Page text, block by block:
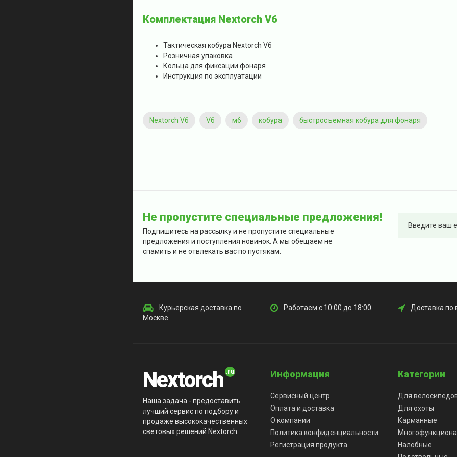
Комплектация Nextorch V6
Тактическая кобура Nextorch V6
Розничная упаковка
Кольца для фиксации фонаря
Инструкция по эксплуатации
Nextorch V6 V6 м6 кобура быстросъемная кобура для фонаря
Не пропустите специальные предложения!
Подпишитесь на рассылку и не пропустите специальные
предложения и поступления новинок. А мы обещаем не
спамить и не отвлекать вас по пустякам.
Курьерская доставка по
Москве
Работаем с 10:00 до 18:00 Доставка по
Nextorch
Наша задача - предоставить
лучший сервис по подбору и
продаже высококачественных
световых решений Nextorch.
Информация
Сервисный центр
Оплата и доставка
О компании
Политика конфиденциальности
Регистрация продукта
Категории
Для
Для охоты
Карманные
Налобные